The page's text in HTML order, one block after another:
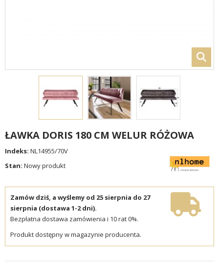
ŁAWKA DORIS 180 CM WELUR RÓŻOWA
Indeks: NL14955/70V
Stan: Nowy produkt
Zamów dziś, a wyślemy od 25 sierpnia do 27
sierpnia (dostawa 1-2 dni).
Bezpłatna dostawa zamówienia i 10 rat 0%.
Produkt dostępny w magazynie producenta.